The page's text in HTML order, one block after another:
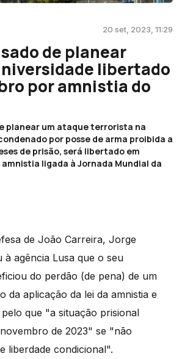
20 set, 2023, 11:29
de planear
libertado
por amnistia do
planear um ataque terrorista na
por posse de arma proibida a
de prisão, será libertado em
ligada à Jornada Mundial da
de João Carreira, Jorge
à agência Lusa que o seu
do perdão (de pena) de um
da aplicação da lei da amnistia e
que "a situação prisional
de 2023" se "não
liberdade condicional".